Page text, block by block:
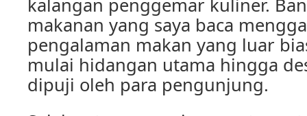
kalangan penggemar kuliner.
makanan yang saya baca
pengalaman makan yang luar
mulai hidangan utama hingga
dipuji oleh para pengunjung.